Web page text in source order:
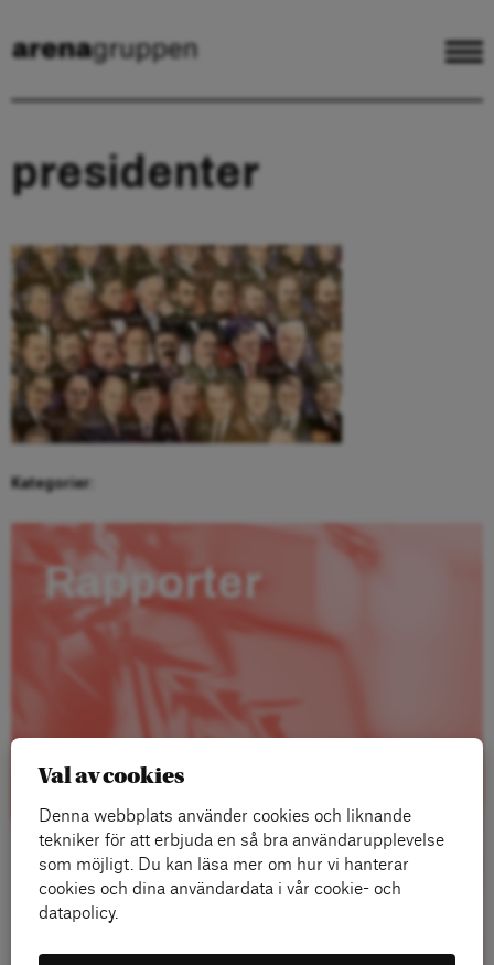
presidenter
Kategorier:
Rapporter
Val av cookies
Denna webbplats använder cookies och liknande
tekniker för att erbjuda en så bra användarupplevelse
som möjligt. Du kan läsa mer om hur vi hanterar
cookies och dina användardata i vår cookie- och
datapolicy.